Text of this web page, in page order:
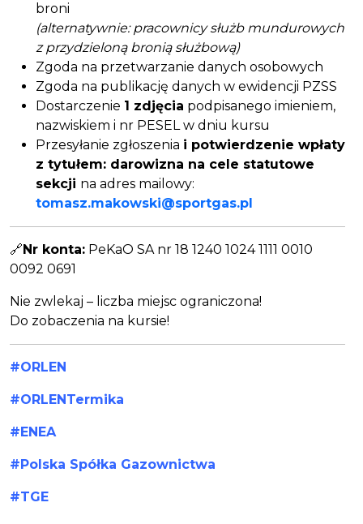
broni
(alternatywnie: pracownicy służb mundurowych
z przydzieloną bronią służbową)
Zgoda na przetwarzanie danych osobowych
Zgoda na publikację danych w ewidencji PZSS
Dostarczenie 1 zdjęcia podpisanego imieniem,
nazwiskiem i nr PESEL w dniu kursu
Przesyłanie zgłoszenia i potwierdzenie wpłaty
z tytułem: darowizna na cele statutowe
sekcji na adres mailowy:
tomasz.makowski@sportgas.pl
🔗 Nr konta: PeKaO SA nr 18 1240 1024 1111 0010
0092 0691
Nie zwlekaj – liczba miejsc ograniczona!
Do zobaczenia na kursie!
#ORLEN
#ORLENTermika
#ENEA
#Polska Spółka Gazownictwa
#TGE